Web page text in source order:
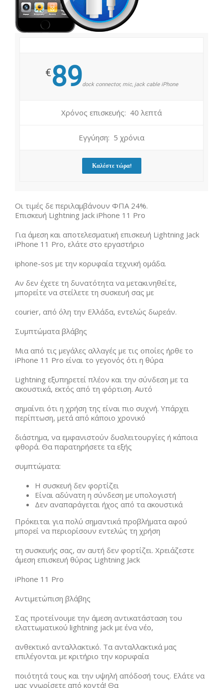
€89dock connector, mic, jack cable iPhone
Χρόνος επισκευής: 40 λεπτά
Εγγύηση: 5 χρόνια
Καλέστε τώρα!
Οι τιμές δε περιλαμβάνουν ΦΠΑ 24%.
Επισκευή Lightning Jack iPhone 11 Pro
Για άμεση και αποτελεσματική επισκευή Lightning Jack
iPhone 11 Pro, ελάτε στο εργαστήριο
iphone-sos με την κορυφαία τεχνική ομάδα.
Αν δεν έχετε τη δυνατότητα να μετακινηθείτε,
μπορείτε να στείλετε τη συσκευή σας με
courier, από όλη την Ελλάδα, εντελώς δωρεάν.
Συμπτώματα βλάβης
Μια από τις μεγάλες αλλαγές με τις οποίες ήρθε το
iPhone 11 Pro είναι το γεγονός ότι η θύρα
Lightning εξυπηρετεί πλέον και την σύνδεση με τα
ακουστικά, εκτός από τη φόρτιση. Αυτό
σημαίνει ότι η χρήση της είναι πιο συχνή. Υπάρχει
περίπτωση, μετά από κάποιο χρονικό
διάστημα, να εμφανιστούν δυσλειτουργίες ή κάποια
φθορά. Θα παρατηρήσετε τα εξής
συμπτώματα:
Η συσκευή δεν φορτίζει
Είναι αδύνατη η σύνδεση με υπολογιστή
Δεν αναπαράγεται ήχος από τα ακουστικά
Πρόκειται για πολύ σημαντικά προβλήματα αφού
μπορεί να περιορίσουν εντελώς τη χρήση
τη συσκευής σας, αν αυτή δεν φορτίζει. Χρειάζεστε
άμεση επισκευή θύρας Lightning Jack
iPhone 11 Pro
Αντιμετώπιση βλάβης
Σας προτείνουμε την άμεση αντικατάσταση του
ελαττωματικού lightning jack με ένα νέο,
ανθεκτικό ανταλλακτικό. Τα ανταλλακτικά μας
επιλέγονται με κριτήριο την κορυφαία
ποιότητά τους και την υψηλή απόδοσή τους. Ελάτε να
μας γνωρίσετε από κοντά! Θα